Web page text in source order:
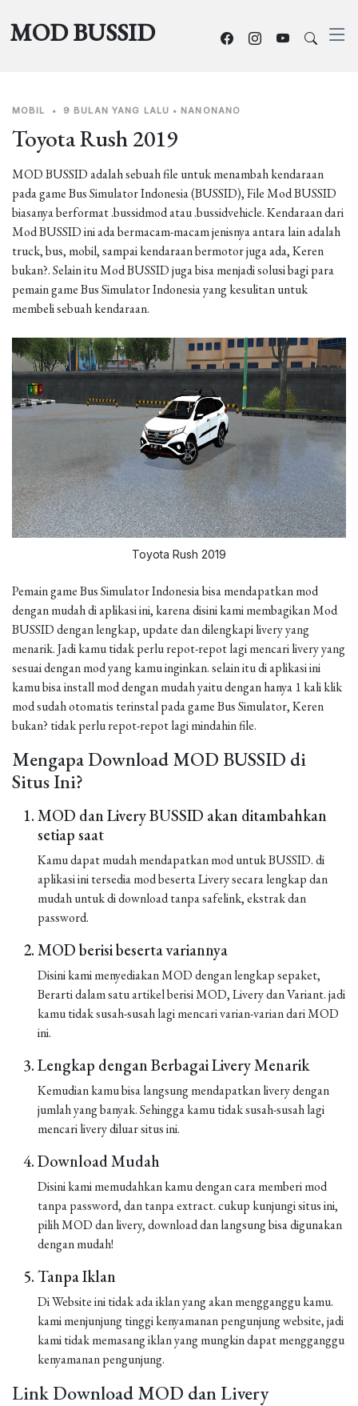
MOD BUSSID
MOBIL • 9 BULAN YANG LALU • NANONANO
Toyota Rush 2019
MOD BUSSID adalah sebuah file untuk menambah kendaraan
pada game Bus Simulator Indonesia (BUSSID), File Mod BUSSID
biasanya berformat .bussidmod atau .bussidvehicle. Kendaraan dari
Mod BUSSID ini ada bermacam-macam jenisnya antara lain adalah
truck, bus, mobil, sampai kendaraan bermotor juga ada, Keren
bukan?. Selain itu Mod BUSSID juga bisa menjadi solusi bagi para
pemain game Bus Simulator Indonesia yang kesulitan untuk
membeli sebuah kendaraan.
Toyota Rush 2019
Pemain game Bus Simulator Indonesia bisa mendapatkan mod
dengan mudah di aplikasi ini, karena disini kami membagikan Mod
BUSSID dengan lengkap, update dan dilengkapi livery yang
menarik. Jadi kamu tidak perlu repot-repot lagi mencari livery yang
sesuai dengan mod yang kamu inginkan. selain itu di aplikasi ini
kamu bisa install mod dengan mudah yaitu dengan hanya 1 kali klik
mod sudah otomatis terinstal pada game Bus Simulator, Keren
bukan? tidak perlu repot-repot lagi mindahin file.
Mengapa Download MOD BUSSID di
Situs Ini?
MOD dan Livery BUSSID akan ditambahkan
setiap saat
Kamu dapat mudah mendapatkan mod untuk BUSSID. di
aplikasi ini tersedia mod beserta Livery secara lengkap dan
mudah untuk di download tanpa safelink, ekstrak dan
password.
MOD berisi beserta variannya
Disini kami menyediakan MOD dengan lengkap sepaket,
Berarti dalam satu artikel berisi MOD, Livery dan Variant. jadi
kamu tidak susah-susah lagi mencari varian-varian dari MOD
ini.
Lengkap dengan Berbagai Livery Menarik
Kemudian kamu bisa langsung mendapatkan livery dengan
jumlah yang banyak. Sehingga kamu tidak susah-susah lagi
mencari livery diluar situs ini.
Download Mudah
Disini kami memudahkan kamu dengan cara memberi mod
tanpa password, dan tanpa extract. cukup kunjungi situs ini,
pilih MOD dan livery, download dan langsung bisa digunakan
dengan mudah!
Tanpa Iklan
Di Website ini tidak ada iklan yang akan mengganggu kamu.
kami menjunjung tinggi kenyamanan pengunjung website, jadi
kami tidak memasang iklan yang mungkin dapat mengganggu
kenyamanan pengunjung.
Link Download MOD dan Livery